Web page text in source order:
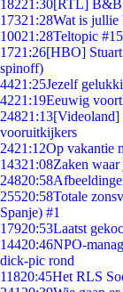
18221:30[RTL] B&B
17321:28Wat is jullie
10021:28Teltopic
1721:26[HBO]
spinoff)
4421:25Jezelf
4221:19Eeuwig
24821:13[Videoland]
vooruitkijkers
2421:12Op vakantie
14321:08Zaken
24820:58
25520:58Totale
Spanje) #1
17920:53Laatst
14420:46NPO-
dick-pic rond
11820:45Het RLS